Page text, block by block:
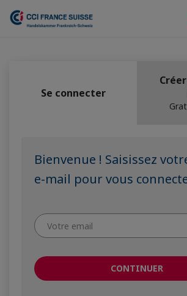
Se connecter
Bienvenue ! Saisissez
e-mail pour vous
CONTINUER